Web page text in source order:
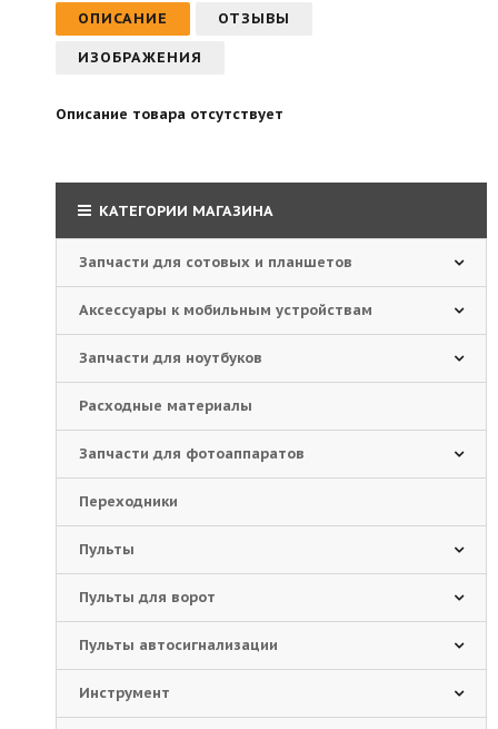
ОПИСАНИЕ ОТЗЫВЫ
ИЗОБРАЖЕНИЯ
Описание товара отсутствует
КАТЕГОРИИ МАГАЗИНА
Запчасти для сотовых и планшетов
Аксессуары к мобильным устройствам
Запчасти для ноутбуков
Расходные материалы
Запчасти для фотоаппаратов
Переходники
Пульты
Пульты для ворот
Пульты автосигнализации
Инструмент